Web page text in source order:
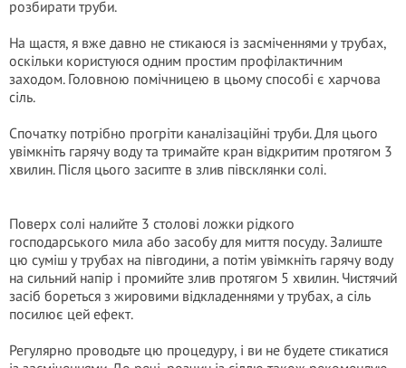
розбирати труби.
На щастя, я вже давно не стикаюся із засміченнями у трубах,
оскільки користуюся одним простим профілактичним
заходом. Головною помічницею в цьому способі є харчова
сіль.
Спочатку потрібно прогріти каналізаційні труби. Для цього
увімкніть гарячу воду та тримайте кран відкритим протягом 3
хвилин. Після цього засипте в злив півсклянки солі.
Поверх солі налийте 3 столові ложки рідкого
господарського мила або засобу для миття посуду. Залиште
цю суміш у трубах на півгодини, а потім увімкніть гарячу воду
на сильний напір і промийте злив протягом 5 хвилин. Чистячий
засіб бореться з жировими відкладеннями у трубах, а сіль
посилює цей ефект.
Регулярно проводьте цю процедуру, і ви не будете стикатися